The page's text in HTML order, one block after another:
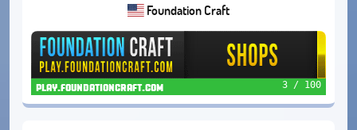
Foundation Craft
play.foundationcraft.com 3 / 100